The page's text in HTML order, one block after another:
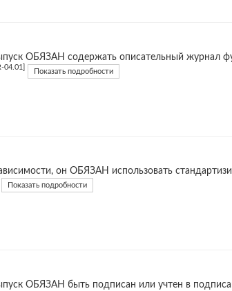
ОБЯЗАН содержать описательный журнал
04.01] Показать подробности
он ОБЯЗАН использовать
Показать подробности
ОБЯЗАН быть подписан или учтен в